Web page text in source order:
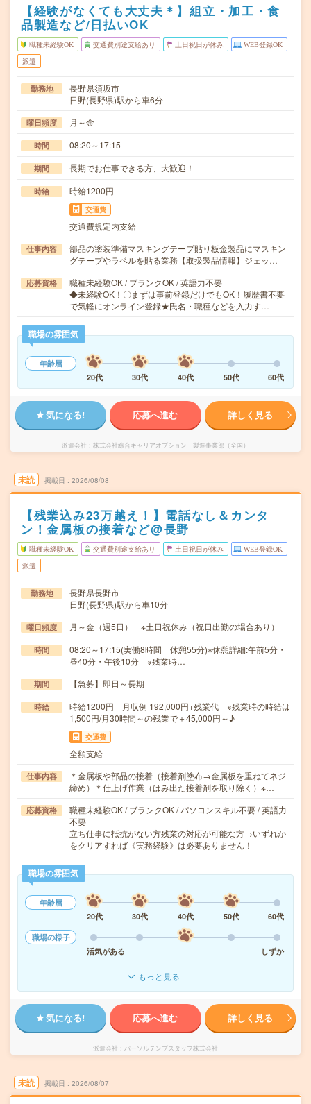
【経験がなくても大丈夫＊】組立・加工・食
品製造など/日払いOK
職種未経験OK 交通費別途支給あり 土日祝日が休み WEB登録OK
派遣
勤務地
長野県須坂市
日野(長野県)駅から車6分
曜日頻度 月～金
時間 08:20～17:15
期間 長期でお仕事できる方、大歓迎！
時給 時給1200円
交通費
交通費規定内支給
仕事内容
部品の塗装準備マスキングテープ貼り板金製品にマスキン
グテープやラベルを貼る業務【取扱製品情報】ジェッ…
応募資格
職種未経験OK / ブランクOK / 英語力不要
◆未経験OK！〇まずは事前登録だけでもOK！履歴書不要
で気軽にオンライン登録★氏名・職種などを入力す…
職場の雰囲気
年齢層
20代
30代 40代 50代 60代
気になる! 応募へ進む 詳しく見る
派遣会社 株式会社綜合キャリアオプション 製造事業部（全国）
未読 掲載日 2026/08/08
【残業込み23万越え！】電話なし＆カンタ
ン！金属板の接着など@長野
職種未経験OK 交通費別途支給あり 土日祝日が休み WEB登録OK
派遣
勤務地
長野県長野市
日野(長野県)駅から車10分
曜日頻度 月～金（週5日） ※土日祝休み（祝日出勤の場合あり）
時間
08:20～17:15(実働8時間 休憩55分)※休憩詳細:午前5分・
昼40分・午後10分 ※残業時…
期間 【急募】即日～長期
時給
時給1200円 月収例 192,000円+残業代 ※残業時の時給は
1,500円/月30時間～の残業で＋45,000円～♪
交通費
全額支給
仕事内容
＊金属板や部品の接着（接着剤塗布→金属板を重ねてネジ
締め）＊仕上げ作業（はみ出た接着剤を取り除く）※…
応募資格
職種未経験OK / ブランクOK / パソコンスキル不要 / 英語力
不要
立ち仕事に抵抗がない方残業の対応が可能な方→いずれか
をクリアすれば《実務経験》は必要ありません！
職場の雰囲気
年齢層
20代
30代 40代 50代
60代
職場の様子
活気がある
しずか
もっと見る
気になる! 応募へ進む 詳しく見る
派遣会社 パーソルテンプスタッフ株式会社
未読 掲載日 2026/08/07